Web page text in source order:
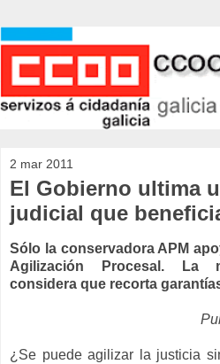
2 mar 2011
El Gobierno ultima
judicial que
Sólo la conservadora APM
Agilización Procesal. La
considera que recorta
¿Se puede agilizar la justicia